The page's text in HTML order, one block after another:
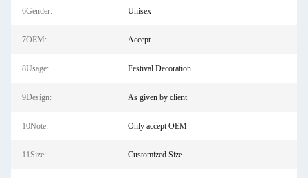
6Gender: Unisex
7OEM: Accept
8Usage: Festival Decoration
9Design: As given by client
10Note: Only accept OEM
11Size: Customized Size